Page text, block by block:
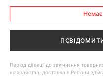
Немає
Період дії акції до закінчення
шахрайства, доставка в Регіони